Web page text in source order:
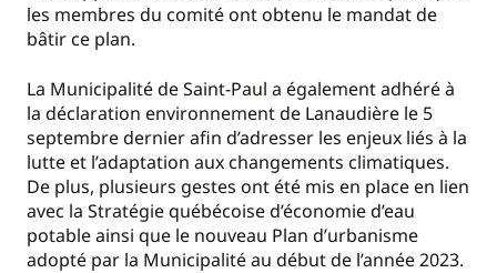
les membres du comité ont obtenu le mandat de
bâtir ce plan.
La Municipalité de Saint-Paul a également adhéré à
la déclaration environnement de Lanaudière le 5
septembre dernier afin d’adresser les enjeux liés à la
lutte et l’adaptation aux changements climatiques.
De plus, plusieurs gestes ont été mis en place en lien
avec la Stratégie québécoise d’économie d’eau
potable ainsi que le nouveau Plan d’urbanisme
adopté par la Municipalité au début de l’année 2023.